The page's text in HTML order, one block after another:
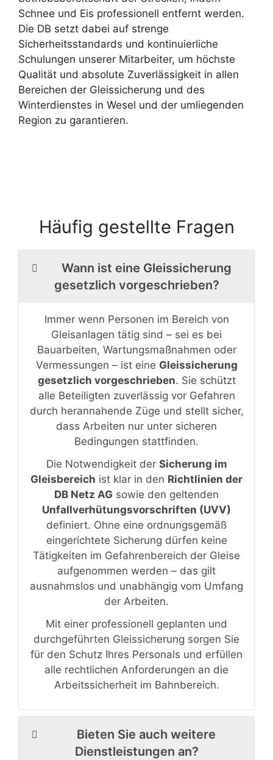
Schnee und Eis professionell entfernt werden.
Die DB setzt dabei auf strenge
Sicherheitsstandards und kontinuierliche
Schulungen unserer Mitarbeiter, um höchste
Qualität und absolute Zuverlässigkeit in allen
Bereichen der Gleissicherung und des
Winterdienstes in Wesel und der umliegenden
Region zu garantieren.
Häufig gestellte Fragen
Wann ist eine Gleissicherung
gesetzlich vorgeschrieben?
Immer wenn Personen im Bereich von
Gleisanlagen tätig sind – sei es bei
Bauarbeiten, Wartungsmaßnahmen oder
Vermessungen – ist eine Gleissicherung
gesetzlich vorgeschrieben. Sie schützt
alle Beteiligten zuverlässig vor Gefahren
durch herannahende Züge und stellt sicher,
dass Arbeiten nur unter sicheren
Bedingungen stattfinden.
Die Notwendigkeit der Sicherung im
Gleisbereich ist klar in den Richtlinien der
DB Netz AG sowie den geltenden
Unfallverhütungsvorschriften (UVV)
definiert. Ohne eine ordnungsgemäß
eingerichtete Sicherung dürfen keine
Tätigkeiten im Gefahrenbereich der Gleise
aufgenommen werden – das gilt
ausnahmslos und unabhängig vom Umfang
der Arbeiten.
Mit einer professionell geplanten und
durchgeführten Gleissicherung sorgen Sie
für den Schutz Ihres Personals und erfüllen
alle rechtlichen Anforderungen an die
Arbeitssicherheit im Bahnbereich.
Bieten Sie auch weitere
Dienstleistungen an?